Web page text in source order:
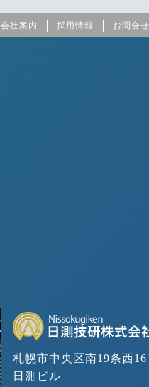
会社案内 採用情報 お問合せ
札幌市中央区南19条西
日測ビル